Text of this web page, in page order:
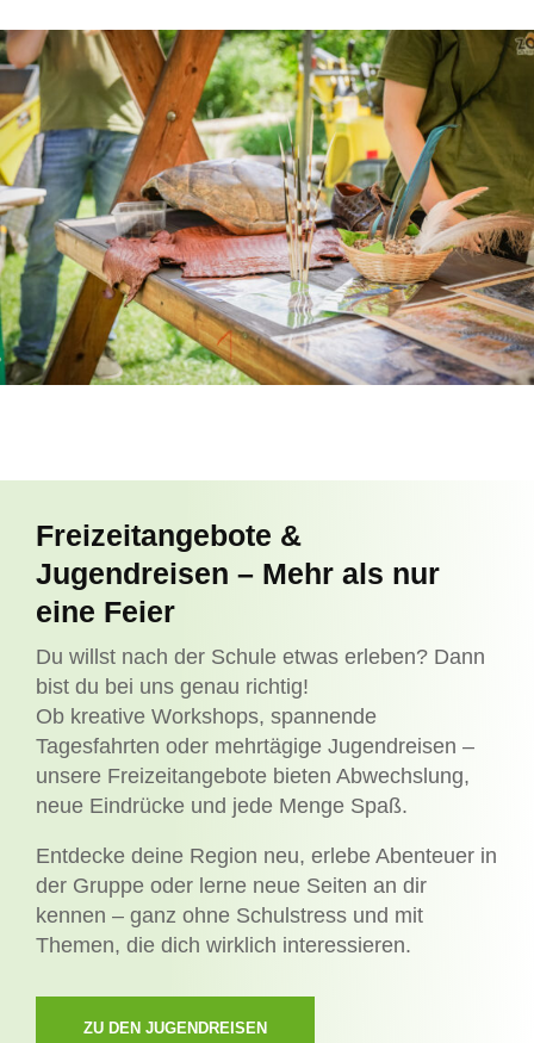
Freizeitangebote &
Jugendreisen – Mehr als nur
eine Feier
Du willst nach der Schule etwas erleben? Dann
bist du bei uns genau richtig!
Ob kreative Workshops, spannende
Tagesfahrten oder mehrtägige Jugendreisen –
unsere Freizeitangebote bieten Abwechslung,
neue Eindrücke und jede Menge Spaß.
Entdecke deine Region neu, erlebe Abenteuer in
der Gruppe oder lerne neue Seiten an dir
kennen – ganz ohne Schulstress und mit
Themen, die dich wirklich interessieren.
ZU DEN JUGENDREISEN